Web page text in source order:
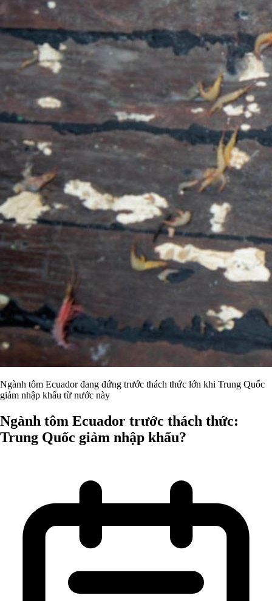
Ngành tôm Ecuador đang đứng trước thách thức lớn khi Trung Quốc
giảm nhập khẩu từ nước này
Ngành tôm Ecuador trước thách thức:
Trung Quốc giảm nhập khẩu?